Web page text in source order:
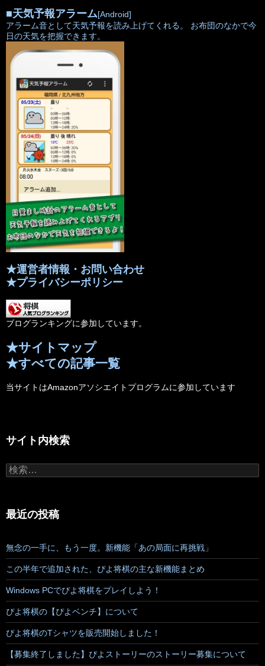
■天気予報アラーム[Android]
アラーム音として天気予報を読み上げてくれる。 お布団のなかで今
日の天気を把握できます。
★運営者情報・お問い合わせ
★プライバシーポリシー
ブログランキングに参加しています。
★サイトマップ
★すべての記事一覧
当サイトはAmazonアソシエイトプログラムに参加しています
サイト内検索
検
索:
最近の投稿
無念の一手に、もう一度。新機能「あの局面に再挑戦」
この半年で追加された、ぴよ将棋の主な新機能まとめ
Windows PCでぴよ将棋をプレイしよう！
ぴよ将棋の【ぴよベンチ】について
ぴよ将棋のTシャツを販売開始しました！
【募集終了しました】ぴよストーリーのストーリー募集について